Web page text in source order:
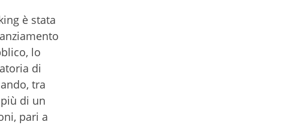
è stata
lo
di
tra
di un
pari a